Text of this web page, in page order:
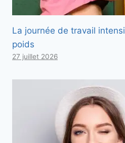
La journée de travail
poids
27 juillet 2026